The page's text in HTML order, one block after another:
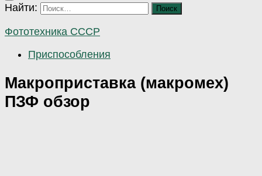
Найти:
Фототехника СССР
Приспособления
Макроприставка (макромех)
ПЗФ обзор